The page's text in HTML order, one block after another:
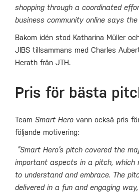
shopping through a coordinated
business community online says the
Bakom idén stod Katharina Müller
JIBS tillsammans med Charles
Herath från JTH.
Pris för bästa
Team Smart Hero vann också pris
följande motivering:
”Smart Hero’s pitch covered the
important aspects in a pitch, which
to understand and embrace. The
delivered in a fun and engaging